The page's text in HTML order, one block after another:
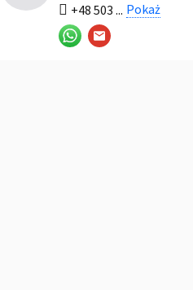
+48 503 ... Pokaż